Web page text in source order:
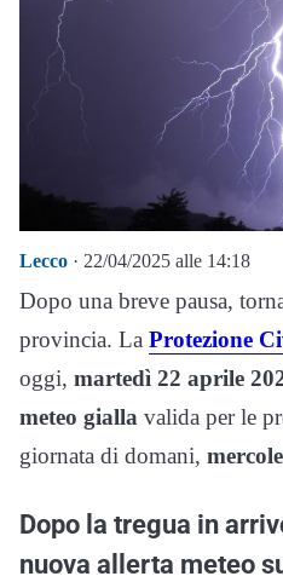
Lecco · 22/04/2025 alle 14:18
Dopo una breve pausa,
provincia. La Protezione
oggi, martedì 22 aprile
meteo gialla valida per le
giornata di domani,
Dopo la tregua in
nuova allerta meteo